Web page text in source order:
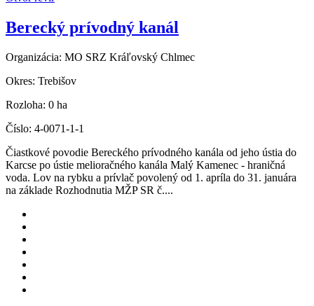
Berecký prívodný kanál
Organizácia: MO SRZ Kráľovský Chlmec
Okres: Trebišov
Rozloha: 0 ha
Číslo: 4-0071-1-1
Čiastkové povodie Bereckého prívodného kanála od jeho ústia do
Karcse po ústie melioračného kanála Malý Kamenec - hraničná
voda. Lov na rybku a prívlač povolený od 1. apríla do 31. januára
na základe Rozhodnutia MŽP SR č....